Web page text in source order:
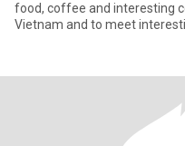
food, coffee and interesting
Vietnam and to meet